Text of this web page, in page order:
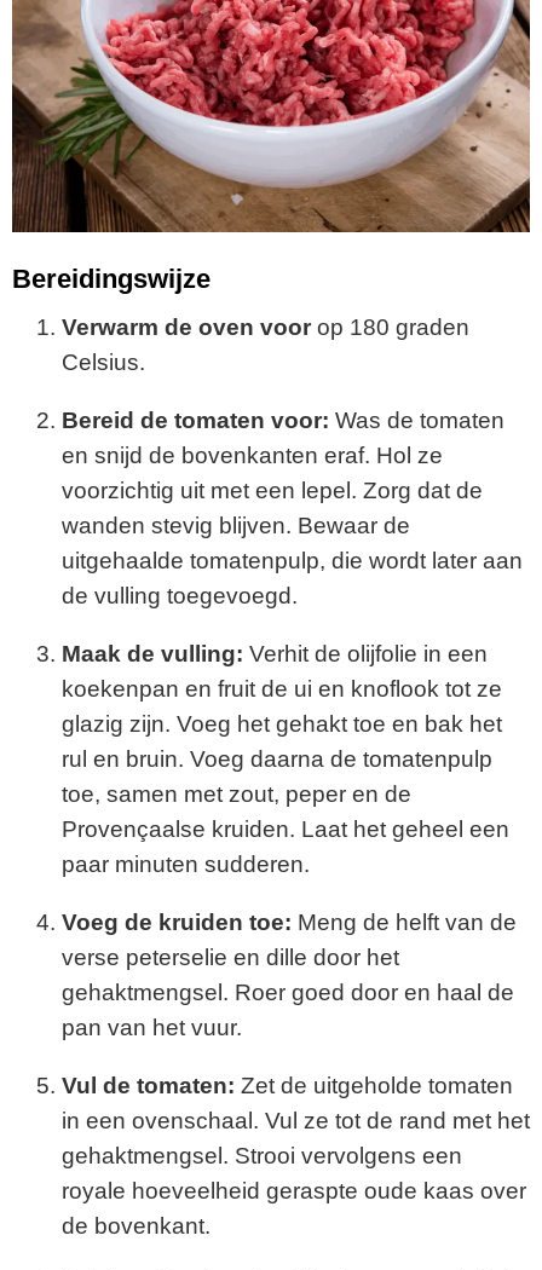
Bereidingswijze
Verwarm de oven voorop 180 graden
Celsius.
Bereid de tomaten voor: Was de tomaten
en snijd de bovenkanten eraf. Hol ze
voorzichtig uit met een lepel. Zorg dat de
wanden stevig blijven. Bewaar de
uitgehaalde tomatenpulp, die wordt later aan
de vulling toegevoegd.
Maak de vulling: Verhit de olijfolie in een
koekenpan en fruit de ui en knoflook tot ze
glazig zijn. Voeg het gehakt toe en bak het
rul en bruin. Voeg daarna de tomatenpulp
toe, samen met zout, peper en de
Provençaalse kruiden. Laat het geheel een
paar minuten sudderen.
Voeg de kruiden toe: Meng de helft van de
verse peterselie en dille door het
gehaktmengsel. Roer goed door en haal de
pan van het vuur.
Vul de tomaten: Zet de uitgeholde tomaten
in een ovenschaal. Vul ze tot de rand met het
gehaktmengsel. Strooi vervolgens een
royale hoeveelheid geraspte oude kaas over
de bovenkant.